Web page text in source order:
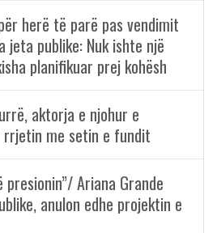
herë të parë pas vendimit
jeta publike: Nuk ishte një
planifikuar prej kohësh
aktorja e njohur e
rrjetin me setin e fundit
presionin”/ Ariana Grande
anulon edhe projektin e